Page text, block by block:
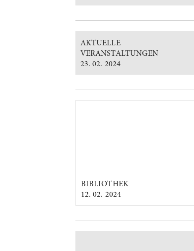
AKTUELLE
VERANSTALTUNGEN
23. 02. 2024
BIBLIOTHEK
12. 02. 2024